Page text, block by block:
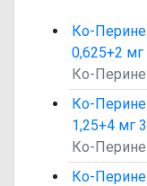
Ко-
0,625+2
Ко-
Ко-
1,25+4 мг
Ко-
Ко-